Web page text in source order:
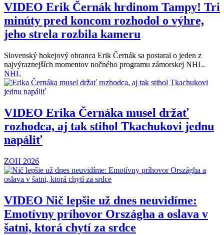
VIDEO Erik Černák hrdinom Tampy! Tri
minúty pred koncom rozhodol o výhre,
jeho strela rozbila kameru
Slovenský hokejový obranca Erik Černák sa postaral o jeden z
najvýraznejších momentov nočného programu zámorskej NHL.
NHL
VIDEO Erika Černáka musel držať
rozhodca, aj tak stihol Tkachukovi jednu
napáliť
ZOH 2026
VIDEO Nič lepšie už dnes neuvidíme:
Emotívny príhovor Országha a oslava v
šatni, ktorá chytí za srdce